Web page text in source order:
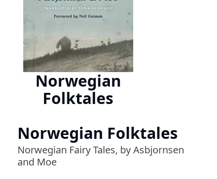
Norwegian
Folktales
Norwegian Folktales
Norwegian Fairy Tales, by Asbjornsen
and Moe